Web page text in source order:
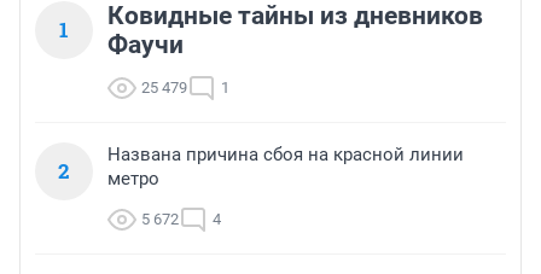
1
Ковидные тайны из дневников
Фаучи
25 479 1
2
Названа причина сбоя на красной линии
метро
5 672 4